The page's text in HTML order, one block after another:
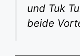
und Tuk
beide